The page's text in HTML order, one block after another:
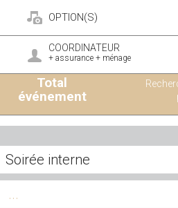
OPTION(S)
COORDINATEUR
+ assurance + ménage
Total
événement